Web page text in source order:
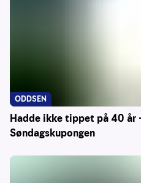
Hadde ikke tippet på 40 år
Søndagskupongen
ODDSEN